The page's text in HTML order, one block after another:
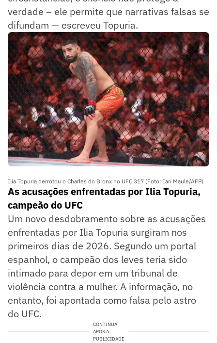
verdade – ele permite que narrativas falsas se
difundam — escreveu Topuria.
Ilia Topuria derrotou o Charles do Bronx no UFC 317 (Foto: Ian Maule/AFP)
As acusações enfrentadas por Ilia Topuria,
campeão do UFC
Um novo desdobramento sobre as acusações
enfrentadas por Ilia Topuria surgiram nos
primeiros dias de 2026. Segundo um portal
espanhol, o campeão dos leves teria sido
intimado para depor em um tribunal de
violência contra a mulher. A informação, no
entanto, foi apontada como falsa pelo astro
do UFC.
CONTINUA
APÓS A
PUBLICIDADE